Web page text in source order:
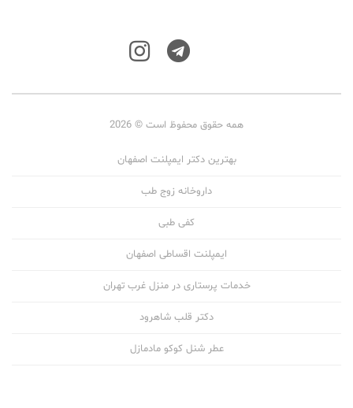
همه حقوق محفوظ است © 2026
بهترین دکتر ایمپلنت اصفهان
داروخانه زوج طب
کفی طبی
ایمپلنت اقساطی اصفهان
خدمات پرستاری در منزل غرب تهران
دکتر قلب شاهرود
عطر شنل کوکو مادمازل